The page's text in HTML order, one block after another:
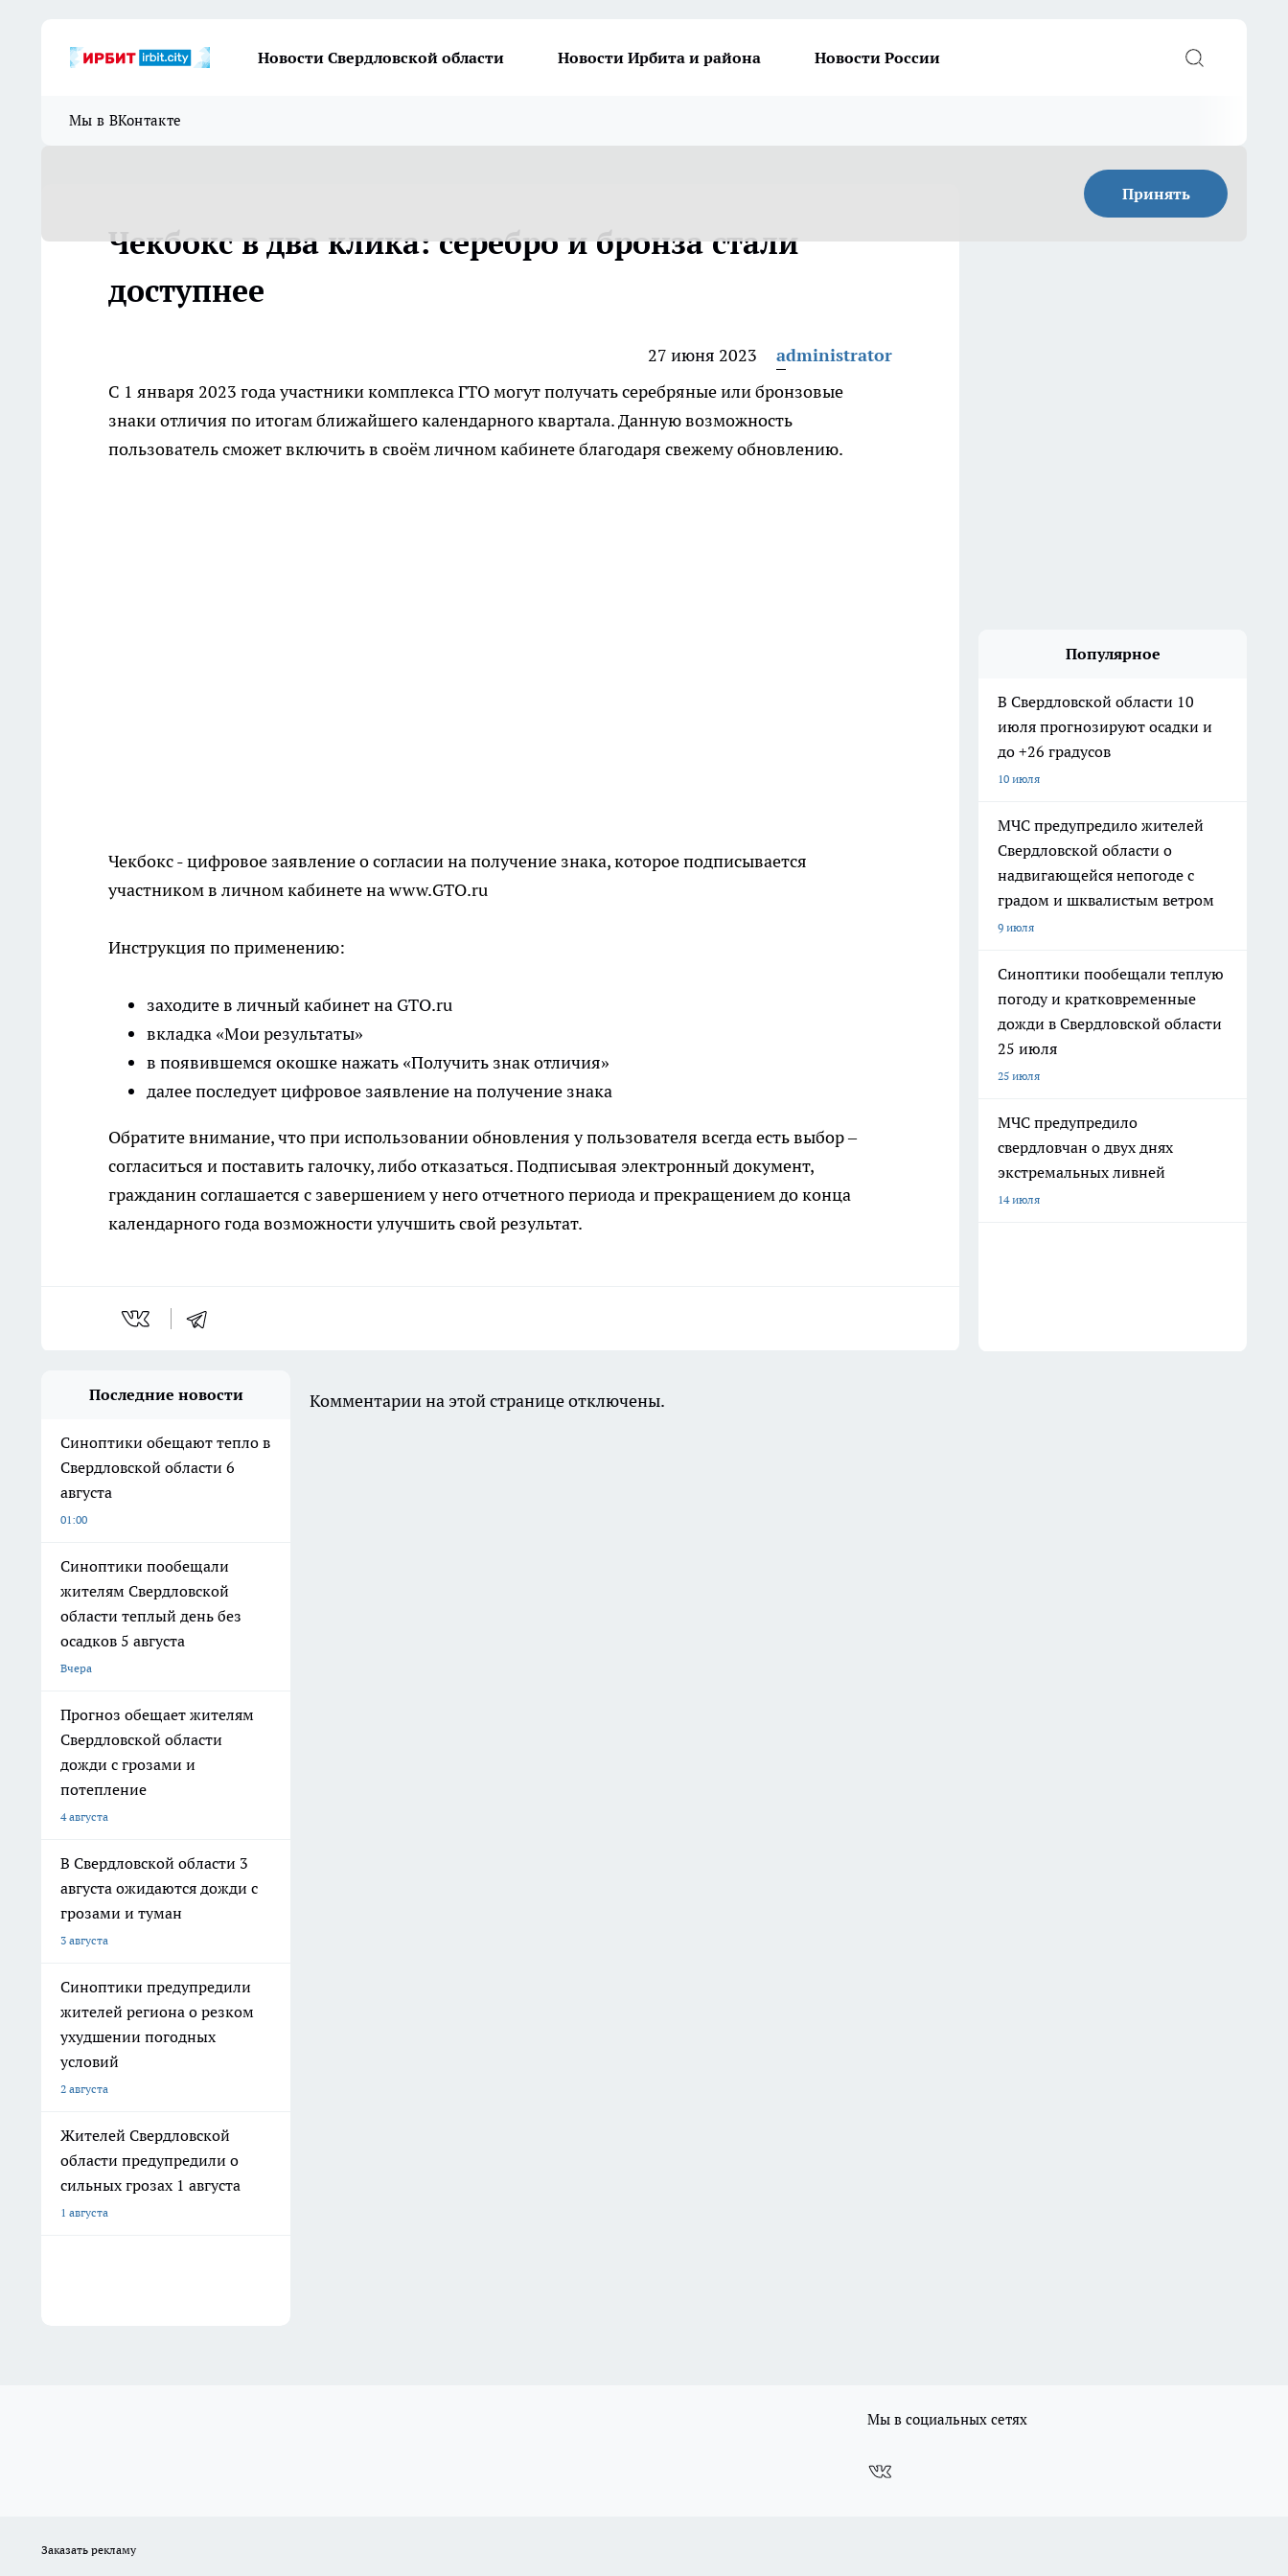
Новости Свердловской области Новости Ирбита и района Новости России
Мы в ВКонтакте
Принять
Чекбокс в два клика: серебро и бронза стали
доступнее
27 июня 2023
administrator
С 1 января 2023 года участники комплекса ГТО могут получать серебряные или бронзовые
знаки отличия по итогам ближайшего календарного квартала. Данную возможность
пользователь сможет включить в своём личном кабинете благодаря свежему обновлению.
Чекбокс - цифровое заявление о согласии на получение знака, которое подписывается
участником в личном кабинете на www.GTO.ru
Инструкция по применению:
заходите в личный кабинет на GTO.ru
вкладка «Мои результаты»
в появившемся окошке нажать «Получить знак отличия»
далее последует цифровое заявление на получение знака
Обратите внимание, что при использовании обновления у пользователя всегда есть выбор –
согласиться и поставить галочку, либо отказаться. Подписывая электронный документ,
гражданин соглашается с завершением у него отчетного периода и прекращением до конца
календарного года возможности улучшить свой результат.
Популярное
В Свердловской области 10
июля прогнозируют осадки и
до +26 градусов
10 июля
МЧС предупредило жителей
Свердловской области о
надвигающейся непогоде с
градом и шквалистым ветром
9 июля
Синоптики пообещали теплую
погоду и кратковременные
дожди в Свердловской области
25 июля
25 июля
МЧС предупредило
свердловчан о двух днях
экстремальных ливней
14 июля
Последние новости
Синоптики обещают тепло в
Свердловской области 6
августа
01:00
Синоптики пообещали
жителям Свердловской
области теплый день без
осадков 5 августа
Вчера
Прогноз обещает жителям
Свердловской области
дожди с грозами и
потепление
4 августа
В Свердловской области 3
августа ожидаются дожди с
грозами и туман
3 августа
Синоптики предупредили
жителей региона о резком
ухудшении погодных
условий
2 августа
Жителей Свердловской
области предупредили о
сильных грозах 1 августа
1 августа
Комментарии на этой странице отключены.
Мы в социальных сетях
Заказать рекламу